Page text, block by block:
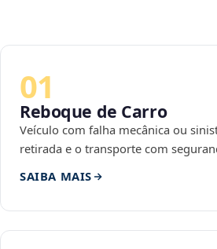
01
Reboque de Carro
Veículo com falha mecânica ou
retirada e o transporte com
SAIBA MAIS